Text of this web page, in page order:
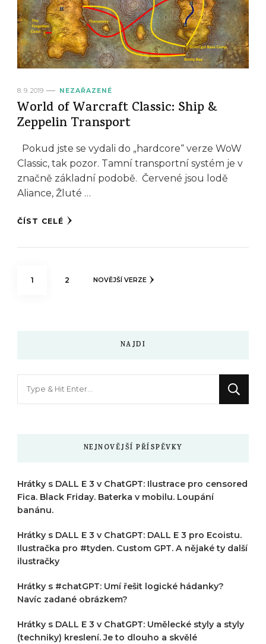
8. 9. 2019 NEZAŘAZENÉ
World of Warcraft Classic: Ship &
Zeppelin Transport
Pokud jste se vydali do „hardcore“ verze WoW
Classic, tak pozor. Tamní transportní systém je v
značně základní podobě. Červené jsou lodě
Aliance, Žluté …
ČÍST CELÉ
Stránkování
STRÁNKA
1 STRÁNKA
2 NOVĚJŠÍ VERZE
NAJDI
NEJNOVĚJŠÍ PŘÍSPĚVKY
Hrátky s DALL E 3 v ChatGPT: Ilustrace pro censored
Fica. Black Friday. Baterka v mobilu. Loupání
banánu.
Hrátky s DALL E 3 v ChatGPT: DALL E 3 pro Ecoistu.
Ilustračka pro #tyden. Custom GPT. A nějaké ty další
ilustračky
Hrátky s #chatGPT: Umí řešit logické hádanky?
Navíc zadané obrázkem?
Hrátky s DALL E 3 v ChatGPT: Umělecké styly a styly
(techniky) kreslení. Je to dlouho a skvělé